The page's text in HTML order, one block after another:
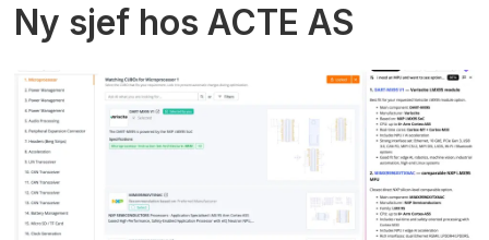
Ny sjef hos ACTE AS